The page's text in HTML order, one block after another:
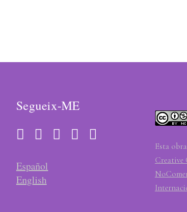
Segueix-ME
Español
English
Esta
Creative